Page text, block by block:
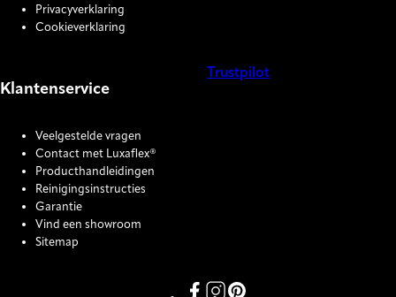
Privacyverklaring
Cookieverklaring
Klantenservice
Veelgestelde vragen
Contact met Luxaflex®
Producthandleidingen
Reinigingsinstructies
Garantie
Vind een showroom
Sitemap
Trustpilot
Link missing Display text from
Link missing Display text
Link missing Display text